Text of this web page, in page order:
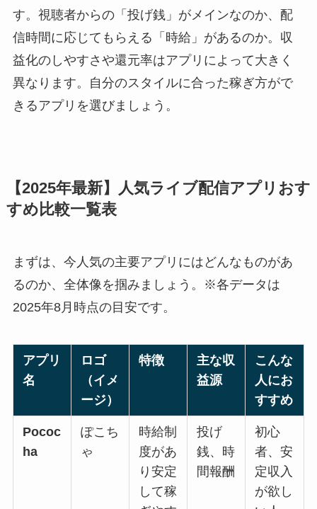
す。視聴者からの「投げ銭」がメインなのか、配
信時間に応じてもらえる「時給」があるのか。収
益化のしやすさや還元率はアプリによって大きく
異なります。自分のスタイルに合った稼ぎ方がで
きるアプリを選びましょう。
【2025年最新】人気ライブ配信アプリおす
すめ比較一覧表
まずは、今人気の主要アプリにはどんなものがあ
るのか、全体像を掴みましょう。※各データは
2025年8月時点の目安です。
アプリ
名
ロゴ
（イメ
ージ）
特徴
主な収
益源
こんな
人にお
すすめ
Pococ
ha
ぽこち
ゃ
時給制
度があ
り安定
して稼
投げ
銭、時
間報酬
初心
者、安
定収入
が欲し